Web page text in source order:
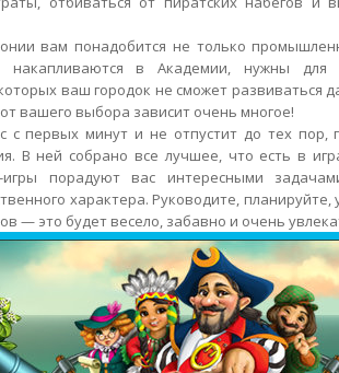
вам понадобится не только
накапливаются в Академии, нужны для
ваш городок не сможет развиваться
вашего выбора зависит очень многое!
с первых минут и не отпустит до тех
В ней собрано все лучшее, что есть в
порадуют вас интересными
характера. Руководите,
— это будет весело, забавно и очень